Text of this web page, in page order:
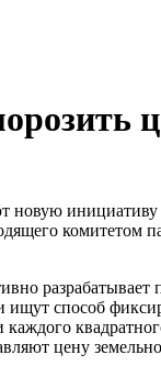
новую
комитетом
способ
цену